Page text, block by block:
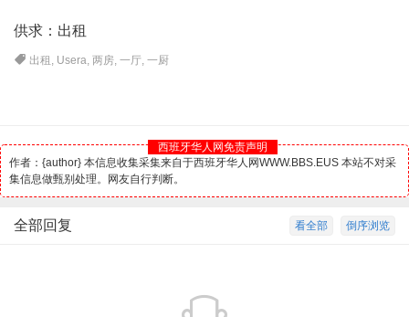
供求：出租
出租 , Usera,两房,一厅,一厨
西班牙华人网免责声明
作者：{author} 本信息收集采集来自于西班牙华人网WWW.BBS.EUS 本站不对采
集信息做甄别处理。网友自行判断。
倒序浏览
看全部
全部回复